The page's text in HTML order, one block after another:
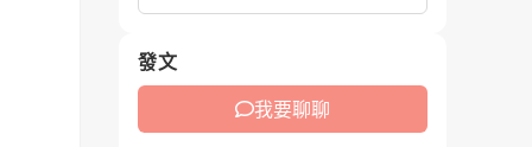
發文
我要聊聊